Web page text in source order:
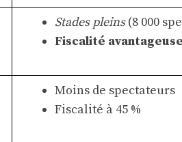
Stades pleins(8 000
Fiscalité avantageuse
Moins de spectateurs
Fiscalité à 45 %